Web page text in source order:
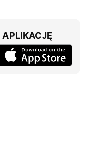
APLIKACJĘ